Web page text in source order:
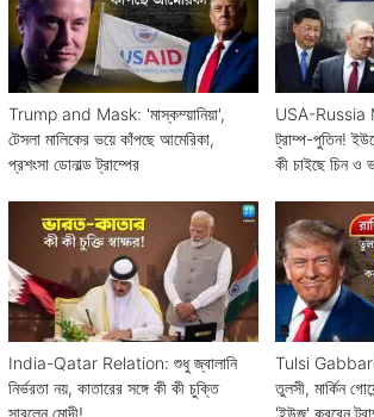
Trump and Mask: 'মাস্কম্য়ানিয়া',
টেসলা মালিকের ভয়ে কাঁপছে আমেরিকা,
প্রশংসা ডোনাল্ড ট্রাম্পের
USA-Russia
ট্রাম্প-পুতিন!
কী চাইছে চিন ও
India-Qatar Relation: শুধু জ্বালানি
নির্ভরতা নয়, কাতারের সঙ্গে কী কী চুক্তি
সারলেন মোদী!
Tulsi
তুলসী, মার্কিন
'ইউজ' করবেন